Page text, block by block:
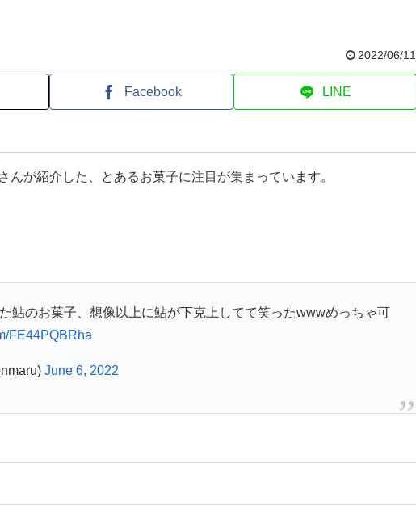
2022/06/11
Facebook LINE
んが紹介した、とあるお菓子に注目が集まっています。
鮎のお菓子、想像以上に鮎が下克上してて笑ったwwwめっちゃ可
FE44PQBRha
June 6, 2022